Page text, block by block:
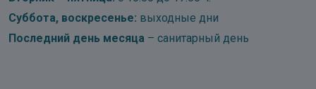
Суббота, воскресенье: выходные дни
Последний день месяца – санитарный день